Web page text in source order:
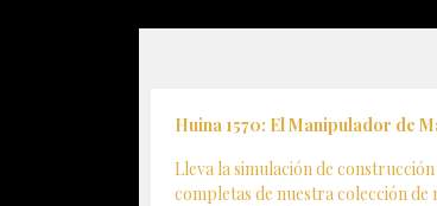
Huina 1570: El Manipulador de
Lleva la simulación de construcción
completas de nuestra colección